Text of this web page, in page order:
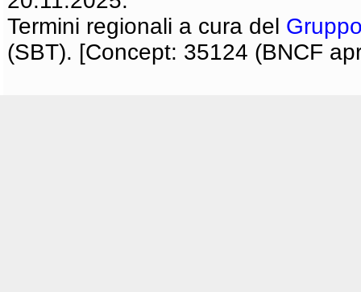
Termini regionali a cura del
(SBT). [Concept: 35124 (BNCF